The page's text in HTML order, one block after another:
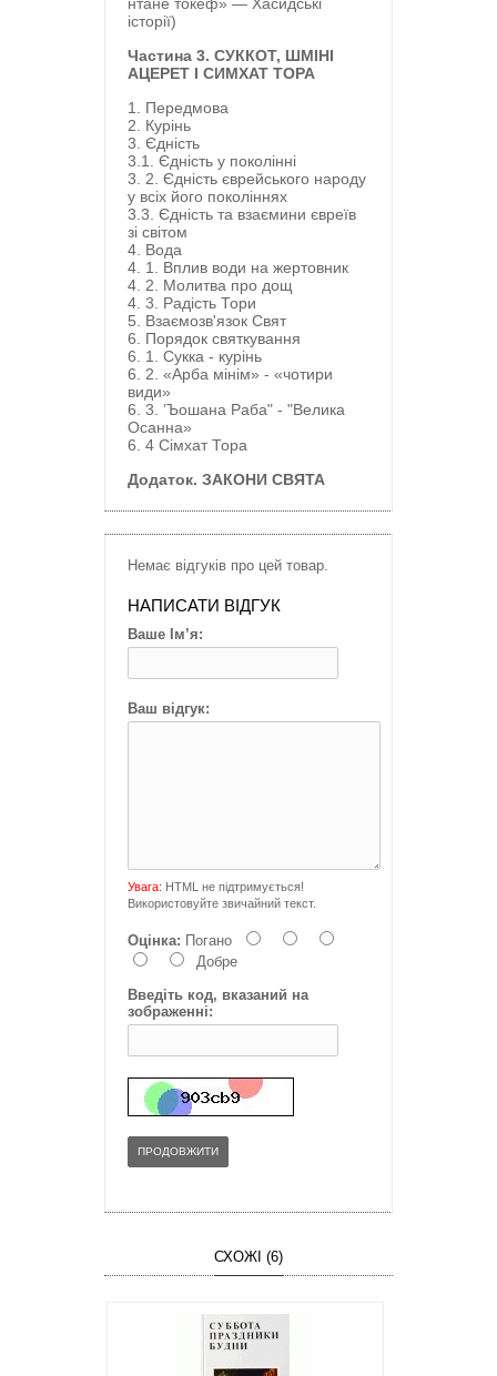
історії)
Частина 3. СУККОТ, ШМІНІ
АЦЕРЕТ І СИМХАТ ТОРА
1. Передмова
2. Курінь
3. Єдність
3.1. Єдність у поколінні
3. 2. Єдність єврейського народу
у всіх його поколіннях
3.3. Єдність та взаємини євреїв
зі світом
4. Вода
4. 1. Вплив води на жертовник
4. 2. Молитва про дощ
4. 3. Радість Тори
5. Взаємозв'язок Свят
6. Порядок святкування
6. 1. Сукка - курінь
6. 2. «Арба мінім» - «чотири
види»
6. 3. ’Ъошана Раба" - "Велика
Осанна»
6. 4 Сімхат Тора
Додаток. ЗАКОНИ СВЯТА
Немає відгуків про цей товар.
НАПИСАТИ ВІДГУК
Ваше Ім’я:
Ваш відгук:
Увага: HTML не підтримується!
Використовуйте звичайний текст.
Оцінка: Погано
Добре
Введіть код, вказаний на
зображенні:
ПРОДОВЖИТИ
СХОЖІ (6)